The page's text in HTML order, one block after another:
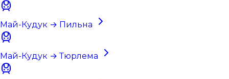
Май-Кудук → Пильна
Май-Кудук → Тюрлема